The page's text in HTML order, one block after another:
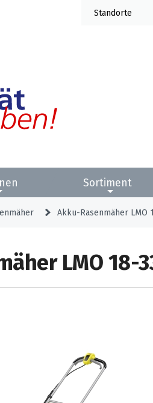
Standorte
Sortiment
Akku-Rasenmäher LMO
LMO 18-